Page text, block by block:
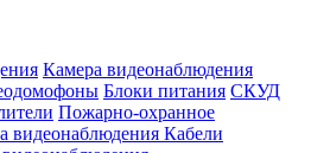
Камера видеонаблюдения
Блоки питания СКУД
Пожарно-охранное
видеонаблюдения Кабели